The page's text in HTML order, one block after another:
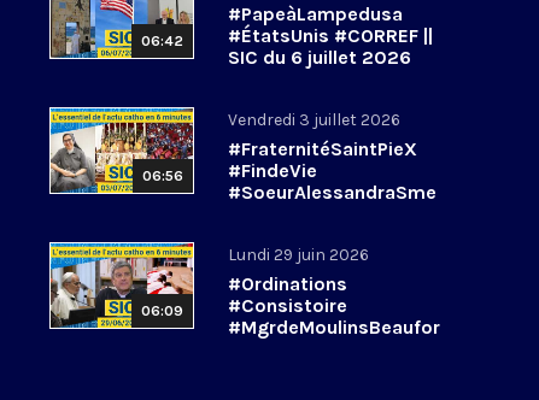
06:42
#PapeàLampedusa
#ÉtatsUnis #CORREF ||
SIC du 6 juillet 2026
06:56
Vendredi 3 juillet 2026
#FraternitéSaintPieX
#FindeVie
#SoeurAlessandraSme
06:09
Lundi 29 juin 2026
#Ordinations
#Consistoire
#MgrdeMoulinsBeaufor